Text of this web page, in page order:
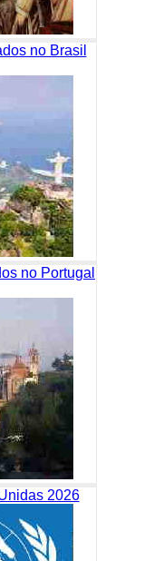
no Brasil
no Portugal
2026